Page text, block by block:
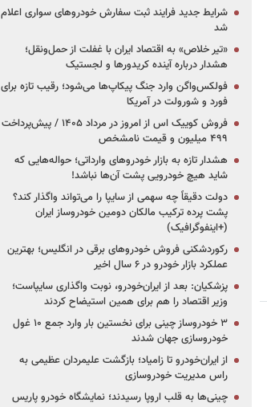
شرایط جدید فرایند ثبت سفارش خودروهای سواری اعلام
شد
«تیر خلاص» به اقتصاد ایران با غفلت از حمل‌ونقل؛
هشدار درباره آینده کریدورها و لجستیک
فولکس‌واگن وارد جنگ پیکاپ‌ها می‌شود؛ رقیب تازه برای
فورد و شورولت در آمریکا
فروش کوییک اس از امروز در مرداد ۱۴۰۵ / پیش‌پرداخت
۴۹۹ میلیون و قیمت نامشخص
هشدار تازه به بازار خودروهای وارداتی؛ حواله‌هایی که
شاید هیچ خودرویی پشت آن‌ها نباشد!
دولت دقیقاً چه سهمی از سایپا را می‌تواند واگذار کند؟
پشت پرده ترکیب مالکان دومین خودروساز ایران
(+اینفوگرافیک)
رکوردشکنی فروش خودروهای برقی در انگلیس؛ بهترین
عملکرد بازار خودرو در ۶ سال اخیر
پزشکیان: بعد از ایران‌خودرو، نوبت واگذاری سایپاست؛
وزیر اقتصاد را هم برای همین استیضاح کردند
۳ خودروساز چینی برای نخستین بار وارد جمع ۱۰ غول
خودروسازی جهان شدند
از ایران‌خودرو تا زامیاد؛ بازگشت علیمردان عظیمی به
راس مدیریت خودروسازی
چینی‌ها به قلب اروپا رسیدند؛ نمایشگاه خودرو پاریس